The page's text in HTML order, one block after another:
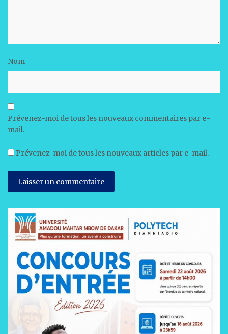
Nom
Prévenez-moi de tous les nouveaux commentaires par e-
mail.
Prévenez-moi de tous les nouveaux articles par e-mail.